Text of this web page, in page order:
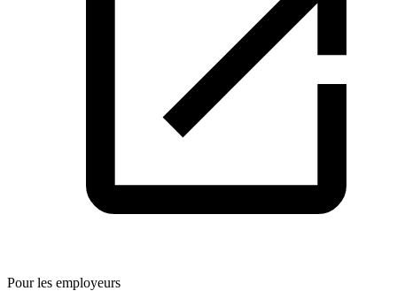
Pour les employeurs